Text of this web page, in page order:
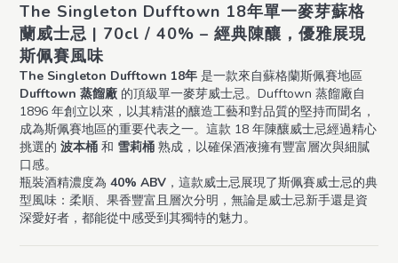
The Singleton Dufftown 18年單一麥芽蘇格
蘭威士忌 | 70cl / 40% – 經典陳釀，優雅展現
斯佩賽風味
The Singleton Dufftown 18年 是一款來自蘇格蘭斯佩賽地區
Dufftown 蒸餾廠 的頂級單一麥芽威士忌。Dufftown 蒸餾廠自
1896 年創立以來，以其精湛的釀造工藝和對品質的堅持而聞名，
成為斯佩賽地區的重要代表之一。這款 18 年陳釀威士忌經過精心
挑選的 波本桶 和 雪莉桶 熟成，以確保酒液擁有豐富層次與細膩
口感。
瓶裝酒精濃度為 40% ABV ，這款威士忌展現了斯佩賽威士忌的典
型風味：柔順、果香豐富且層次分明，無論是威士忌新手還是資
深愛好者，都能從中感受到其獨特的魅力。